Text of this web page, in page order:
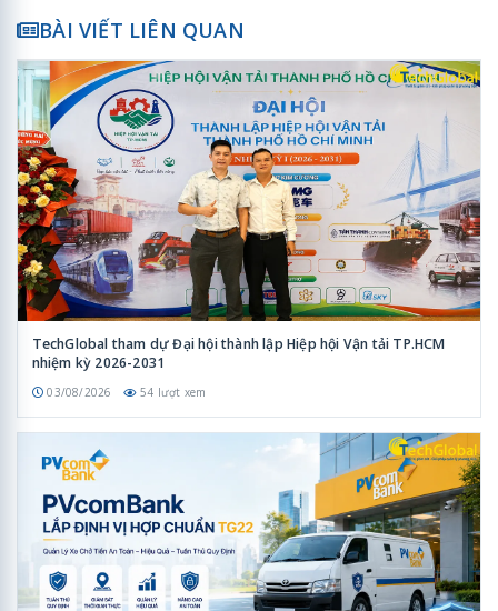
BÀI VIẾT LIÊN QUAN
TechGlobal tham dự Đại hội thành lập Hiệp hội Vận tải TP.HCM
nhiệm kỳ 2026-2031
03/08/2026 54 lượt xem